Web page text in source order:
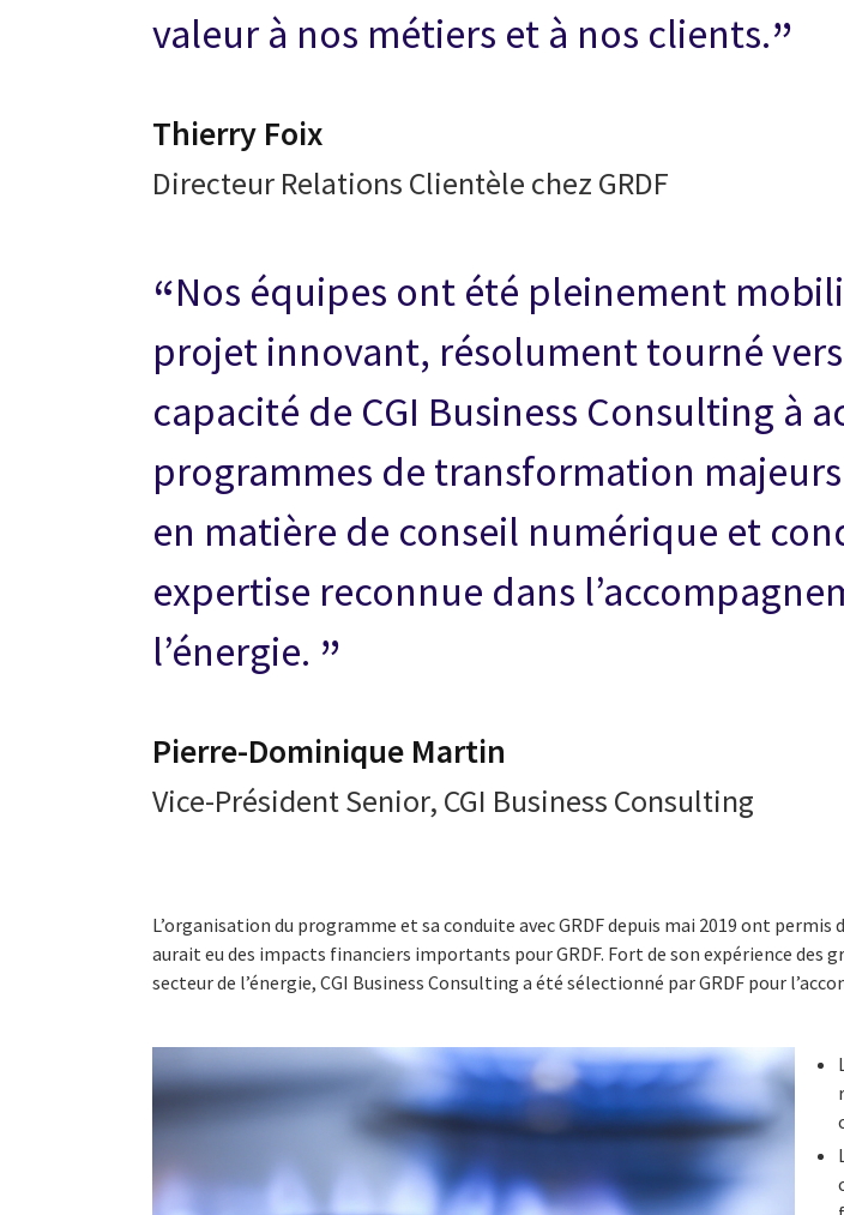
valeur à nos métiers et à nos clients.
Thierry Foix
Directeur Relations Clientèle chez GRDF
Nos équipes ont été pleinement
projet innovant, résolument tourné
capacité de CGI Business Consulting à
programmes de transformation
en matière de conseil numérique et
expertise reconnue dans
l’énergie.
Pierre-Dominique Martin
Vice-Président Senior, CGI Business Consulting
L’organisation du programme et sa conduite avec GRDF depuis mai 2019 ont
aurait eu des impacts financiers importants pour GRDF. Fort de son expérience
secteur de l’énergie, CGI Business Consulting a été sélectionné par GRDF pour